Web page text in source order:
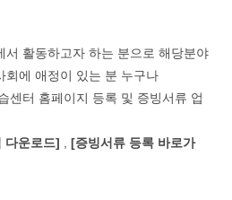
서 활동하고자 하는 분으로 해당분야
회에 애정이 있는 분 누구나
센터 홈페이지 등록 및 증빙서류 업
다운로드] ,[증빙서류 등록 바로가